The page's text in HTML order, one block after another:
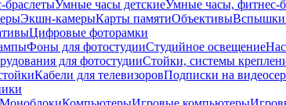
браслетыУмные часы детскиеУмные часы, фитнес-
Экшн-камерыКарты памятиОбъективыВспышки
Цифровые фоторамки
Фоны для фотостудииСтудийное освещение
для фотостудииСтойки, системы
Кабели для телевизоровПодписки на